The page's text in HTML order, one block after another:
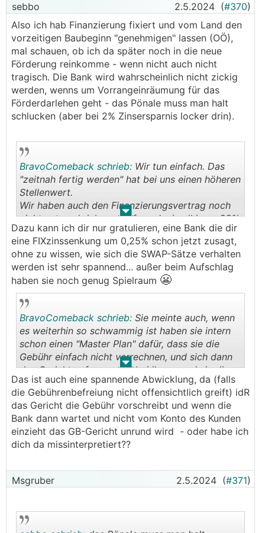
sebbo 2.5.2024 (#370)
Also ich hab Finanzierung fixiert und vom Land den
vorzeitigen Baubeginn "genehmigen" lassen (OÖ),
mal schauen, ob ich da später noch in die neue
Förderung reinkomme - wenn nicht auch nicht
tragisch. Die Bank wird wahrscheinlich nicht zickig
werden, wenns um Vorrangeinräumung für das
Förderdarlehen geht - das Pönale muss man halt
schlucken (aber bei 2% Zinsersparnis locker drin).
. .
BravoComeback schrieb: Wir tun einfach. Das
"zeitnah fertig werden" hat bei uns einen höheren
Stellenwert.
Wir haben auch den Finanzierungsvertrag noch
nicht unterschrieben - Anfang Juni soll ja zu 99%
die erste Zinssenkung kommen, da hab ich mir
mit der Bank ausverhandelt, dass die uns den
Fixzins auch gleich um 0,25% senken - auch toll.
Dazu kann ich dir nur gratulieren, eine Bank die dir
eine FIXzinssenkung um 0,25% schon jetzt zusagt,
ohne zu wissen, wie sich die SWAP-Sätze verhalten
werden ist sehr spannend... außer beim Aufschlag
haben sie noch genug Spielraum 😬
. .
BravoComeback schrieb: Sie meinte auch, wenn
es weiterhin so schwammig ist haben sie intern
schon einen "Master Plan" dafür, dass sie die
Gebühr einfach nicht verrechnen, und sich dann
das Gericht aufregen soll bei ihnen, und sie diese
dann nachverrechnen wenn es sein muss. Besser
als gleich eventuell unnötig zahlen.
Das ist auch eine spannende Abwicklung, da (falls
die Gebührenbefreiung nicht offensichtlich greift) idR
das Gericht die Gebühr vorschreibt und wenn die
Bank dann wartet und nicht vom Konto des Kunden
einzieht das GB-Gericht unrund wird - oder habe ich
dich da missinterpretiert??
Msgruber 2.5.2024 (#371)